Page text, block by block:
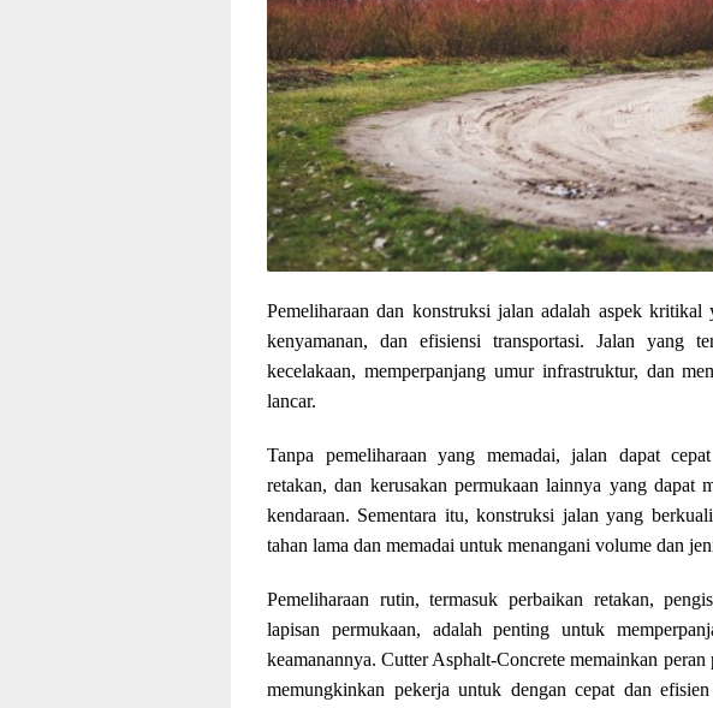
Pemeliharaan dan konstruksi jalan adalah aspek kritikal
kenyamanan, dan efisiensi transportasi. Jalan yang
kecelakaan, memperpanjang umur infrastruktur, dan
lancar.
Tanpa pemeliharaan yang memadai, jalan dapat
retakan, dan kerusakan permukaan lainnya yang dapat
kendaraan. Sementara itu, konstruksi jalan yang
tahan lama dan memadai untuk menangani volume dan
Pemeliharaan rutin, termasuk perbaikan retakan,
lapisan permukaan, adalah penting untuk
keamanannya. Cutter Asphalt-Concrete memainkan
memungkinkan pekerja untuk dengan cepat dan